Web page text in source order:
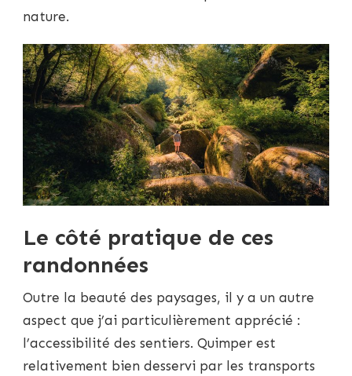
nature.
Le côté pratique de ces
randonnées
Outre la beauté des paysages, il y a un autre
aspect que j’ai particulièrement apprécié :
l’accessibilité des sentiers. Quimper est
relativement bien desservi par les transports